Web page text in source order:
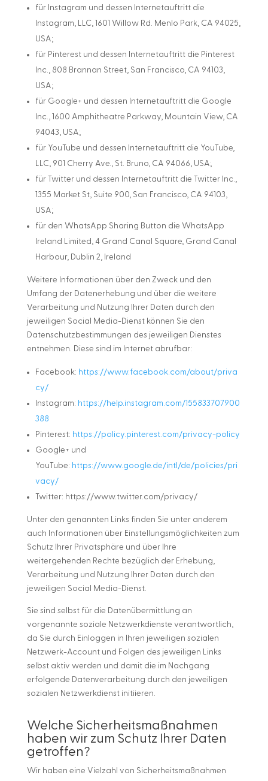
für Instagram und dessen Internetauftritt die
Instagram, LLC, 1601 Willow Rd. Menlo Park, CA 94025,
USA;
für Pinterest und dessen Internetauftritt die Pinterest
Inc., 808 Brannan Street, San Francisco, CA 94103,
USA;
für Google+ und dessen Internetauftritt die Google
Inc., 1600 Amphitheatre Parkway, Mountain View, CA
94043, USA;
für YouTube und dessen Internetauftritt die YouTube,
LLC, 901 Cherry Ave., St. Bruno, CA 94066, USA;
für Twitter und dessen Internetauftritt die Twitter Inc.,
1355 Market St, Suite 900, San Francisco, CA 94103,
USA;
für den WhatsApp Sharing Button die WhatsApp
Ireland Limited, 4 Grand Canal Square, Grand Canal
Harbour, Dublin 2, Ireland
Weitere Informationen über den Zweck und den
Umfang der Datenerhebung und über die weitere
Verarbeitung und Nutzung Ihrer Daten durch den
jeweiligen Social Media-Dienst können Sie den
Datenschutzbestimmungen des jeweiligen Dienstes
entnehmen. Diese sind im Internet abrufbar:
Facebook: https://www.facebook.com/about/priva
cy/
Instagram: https://help.instagram.com/155833707900
388
Pinterest: https://policy.pinterest.com/privacy-policy
Google+ und
YouTube: https://www.google.de/intl/de/policies/pri
vacy/
Twitter: https://www.twitter.com/privacy/
Unter den genannten Links finden Sie unter anderem
auch Informationen über Einstellungsmöglichkeiten zum
Schutz Ihrer Privatsphäre und über Ihre
weitergehenden Rechte bezüglich der Erhebung,
Verarbeitung und Nutzung Ihrer Daten durch den
jeweiligen Social Media-Dienst.
Sie sind selbst für die Datenübermittlung an
vorgenannte soziale Netzwerkdienste verantwortlich,
da Sie durch Einloggen in Ihren jeweiligen sozialen
Netzwerk-Account und Folgen des jeweiligen Links
selbst aktiv werden und damit die im Nachgang
erfolgende Datenverarbeitung durch den jeweiligen
sozialen Netzwerkdienst initiieren.
Welche Sicherheitsmaßnahmen
haben wir zum Schutz Ihrer Daten
getroffen?
Wir haben eine Vielzahl von Sicherheitsmaßnahmen